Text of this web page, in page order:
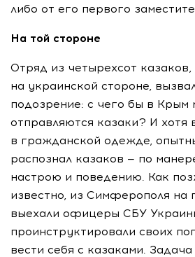
либо от его первого
На той стороне
Отряд из четырехсот
на украинской стороне,
подозрение: с чего бы в Крым
отправляются казаки? И хотя
в гражданской одежде,
распознал казаков — по
настрою и поведению. Как
известно, из Симферополя на
выехали офицеры СБУ
проинструктировали своих
вести себя с казаками.